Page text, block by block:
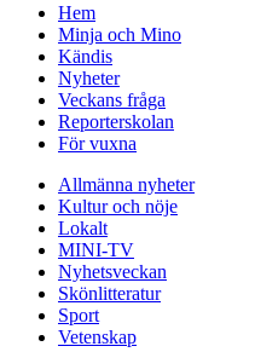
Hem
Minja och Mino
Kändis
Nyheter
Veckans fråga
Reporterskolan
För vuxna
Allmänna nyheter
Kultur och nöje
Lokalt
MINI-TV
Nyhetsveckan
Skönlitteratur
Sport
Vetenskap